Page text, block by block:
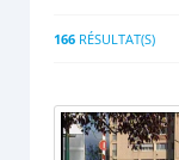
166 RÉSULTAT(S)